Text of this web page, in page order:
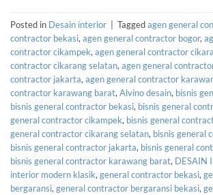
Posted in Desain interior Taggedagen general
contractor bekasi, agen general contractor bogor,
contractor cikampek, agen general contractor
contractor cikarang selatan, agen general
contractor jakarta, agen general contractor
contractor karawang barat, Alvino desain, bisnis
bisnis general contractor bekasi, bisnis general
general contractor cikampek, bisnis general
general contractor cikarang selatan, bisnis general
bisnis general contractor jakarta, bisnis general
bisnis general contractor karawang barat, DESAIN
interior modern klasik, general contractor bekasi,
bergaransi, general contractor bergaransi bekasi,